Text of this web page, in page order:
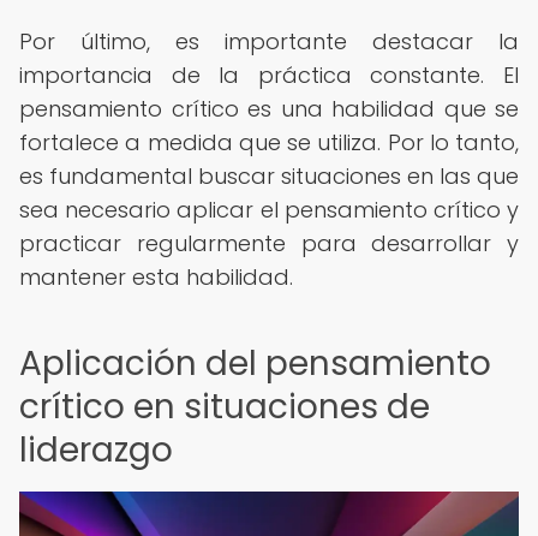
Por último, es importante destacar la
importancia de la práctica constante. El
pensamiento crítico es una habilidad que se
fortalece a medida que se utiliza. Por lo tanto,
es fundamental buscar situaciones en las que
sea necesario aplicar el pensamiento crítico y
practicar regularmente para desarrollar y
mantener esta habilidad.
Aplicación del pensamiento
crítico en situaciones de
liderazgo